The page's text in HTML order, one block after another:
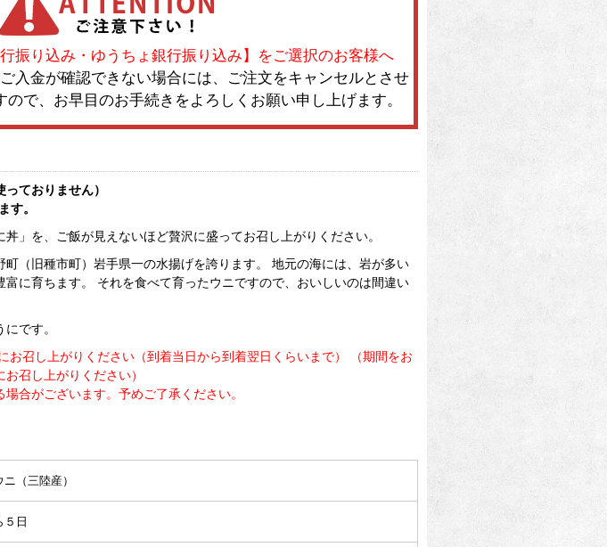
振り込み・ゆうちょ銀行振り込み】をご選択のお客様へ
ご入金が確認できない場合には、ご注文をキャンセルとさせ
で、お早目のお手続きをよろしくお願い申し上げます。
ておりません）
す。
」を、ご飯が見えないほど贅沢に盛ってお召し上がりください。
（旧種市町）岩手県一の水揚げを誇ります。 地元の海には、岩が多い
に育ちます。 それを食べて育ったウニですので、おいしいのは間違い
です。
お召し上がりください（到着当日から到着翌日くらいまで） （期間をお
召し上がりください）
合がございます。予めご了承ください。
（三陸産）
５日